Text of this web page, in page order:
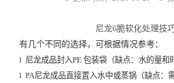
尼龙制品调湿机
PA6/66蒸煮增湿设备
尼龙6脆软化处理技
有几个不同的选择，可根据情况参考：
l 尼龙成品封入PE 包装袋（缺点：水的量和
lPA尼龙成品直接置入水中或蒸锅（缺点：